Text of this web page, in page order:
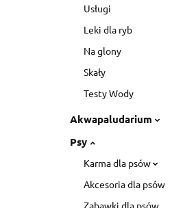
Usługi
Leki dla ryb
Na glony
Skały
Testy Wody
Akwapaludarium
Psy
Karma dla psów
Akcesoria dla psów
Zabawki dla psów